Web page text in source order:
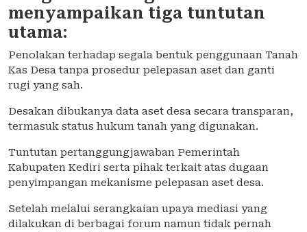
menyampaikan tiga tuntutan
utama:
Penolakan terhadap segala bentuk penggunaan Tanah
Kas Desa tanpa prosedur pelepasan aset dan ganti
rugi yang sah.
Desakan dibukanya data aset desa secara transparan,
termasuk status hukum tanah yang digunakan.
Tuntutan pertanggungjawaban Pemerintah
Kabupaten Kediri serta pihak terkait atas dugaan
penyimpangan mekanisme pelepasan aset desa.
Setelah melalui serangkaian upaya mediasi yang
dilakukan di berbagai forum namun tidak pernah